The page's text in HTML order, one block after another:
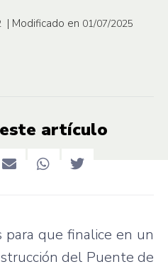
| Modificado en 01/07/2025
artículo
para que finalice en un
del Puente de